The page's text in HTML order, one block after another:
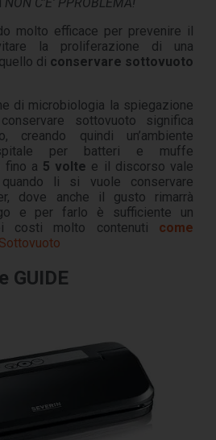
molto efficace per prevenire il
la proliferazione di una
di conservare sottovuoto
di microbiologia la spiegazione
sottovuoto significa
creando quindi un’ambiente
per batteri e muffe
fino a 5 volte e il discorso vale
li si vuole conservare
dove anche il gusto rimarrà
e per farlo è sufficiente un
costi molto contenuti come
GUIDE